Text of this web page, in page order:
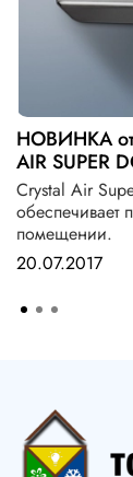
НОВИНКА от
AIR SUPER
Crystal Air
обеспечивает
помещении.
20.07.2017